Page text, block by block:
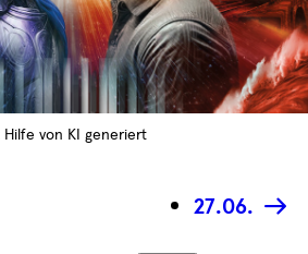
von KI generiert
27.06.